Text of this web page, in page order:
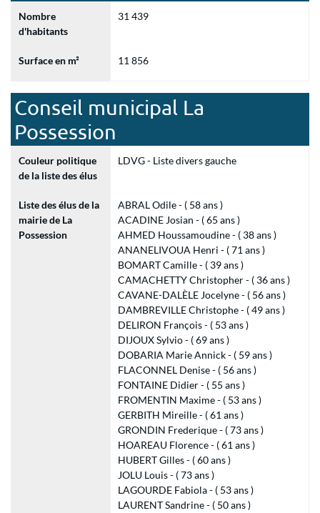
Nombre
d'habitants
31 439
Surface en m² 11 856
Conseil municipal La
Possession
Couleur politique
de la liste des élus
LDVG - Liste divers gauche
Liste des élus de la
mairie de La
Possession
ABRAL Odile - ( 58 ans )
ACADINE Josian - ( 65 ans )
AHMED Houssamoudine - ( 38 ans )
ANANELIVOUA Henri - ( 71 ans )
BOMART Camille - ( 39 ans )
CAMACHETTY Christopher - ( 36 ans )
CAVANE-DALÈLE Jocelyne - ( 56 ans )
DAMBREVILLE Christophe - ( 49 ans )
DELIRON François - ( 53 ans )
DIJOUX Sylvio - ( 69 ans )
DOBARIA Marie Annick - ( 59 ans )
FLACONNEL Denise - ( 56 ans )
FONTAINE Didier - ( 55 ans )
FROMENTIN Maxime - ( 53 ans )
GERBITH Mireille - ( 61 ans )
GRONDIN Frederique - ( 73 ans )
HOAREAU Florence - ( 61 ans )
HUBERT Gilles - ( 60 ans )
JOLU Louis - ( 73 ans )
LAGOURDE Fabiola - ( 53 ans )
LAURENT Sandrine - ( 50 ans )